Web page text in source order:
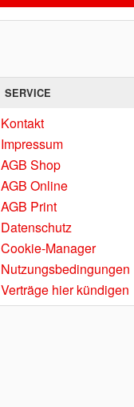
SERVICE
Kontakt
Impressum
AGB Shop
AGB Online
AGB Print
Datenschutz
Cookie-Manager
Nutzungsbedingungen
Verträge hier kündigen